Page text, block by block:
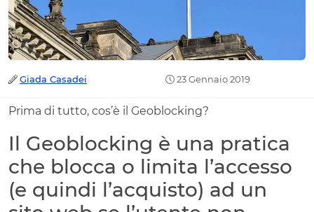
Giada Casadei 23 Gennaio 2019
Prima di tutto, cos’è il Geoblocking?
Il Geoblocking è una pratica
che blocca o limita l’accesso
(e quindi l’acquisto) ad un